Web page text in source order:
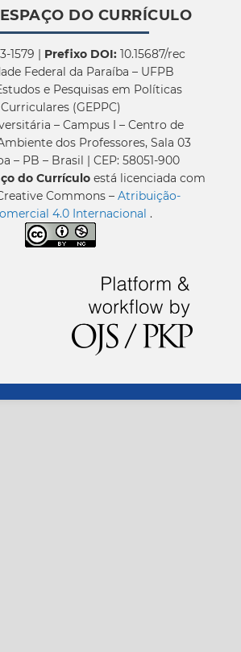
DO CURRÍCULO
1579 | Prefixo DOI:10.15687/rec
Federal da Paraíba – UFPB
e Pesquisas em Políticas
Curriculares (GEPPC)
– Campus I – Centro de
dos Professores, Sala 03
– PB – Brasil | CEP: 58051-900
do Currículo está licenciada com
Commons – Atribuição-
4.0 Internacional .